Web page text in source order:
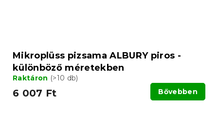
Mikroplüss pizsama ALBURY piros -
különböző méretekben
Raktáron (>10 db)
6 007 Ft Bővebben